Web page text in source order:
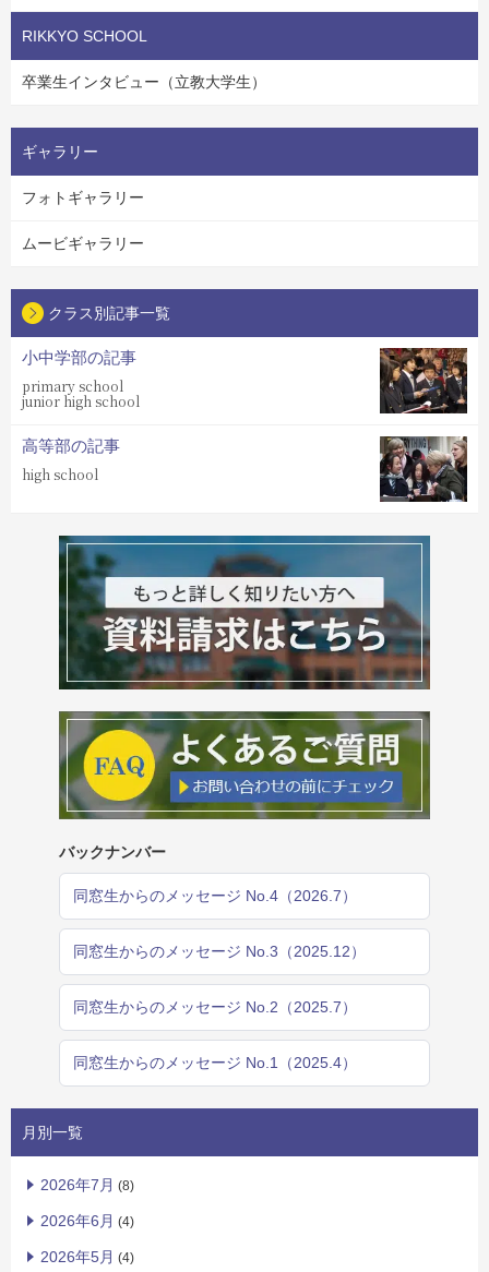
RIKKYO SCHOOL
卒業生インタビュー（立教大学生）
ギャラリー
フォトギャラリー
ムービギャラリー
クラス別記事一覧
小中学部の記事
primary school
junior high school
高等部の記事
high school
バックナンバー
同窓生からのメッセージ No.4（2026.7）
同窓生からのメッセージ No.3（2025.12）
同窓生からのメッセージ No.2（2025.7）
同窓生からのメッセージ No.1（2025.4）
月別一覧
2026年7月 (8)
2026年6月 (4)
2026年5月 (4)